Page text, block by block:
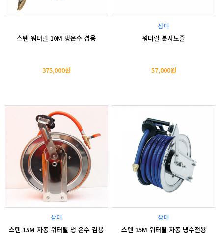
스텐 워터릴 10M 냉온수 겸용
375,000원
삼미
워터릴 분사노즐
57,000원
삼미
스텐 15M 자동 워터릴 냉 온수 겸용
삼미
스텐 15M 워터릴 자동 냉수전용